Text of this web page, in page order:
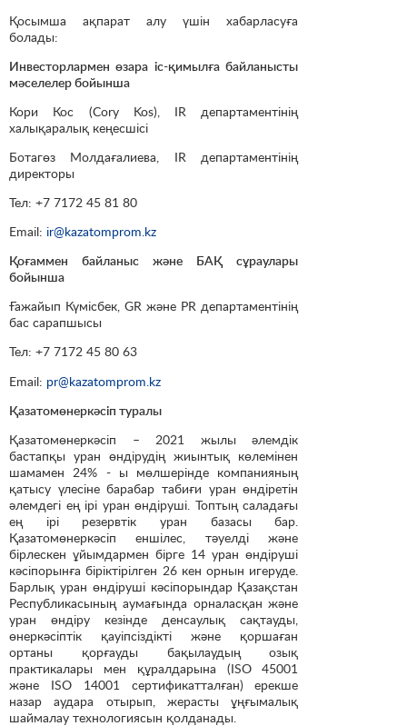
Қосымша ақпарат алу үшін хабарласуға
болады:
Инвесторлармен өзара іс-қимылға байланысты
мәселелер бойынша
Кори Кос (Cory Kos), IR департаментінің
халықаралық кеңесшісі
Ботагөз Молдағалиева, IR департаментінің
директоры
Тел: +7 7172 45 81 80
Email: ir@kazatomprom.kz
Қоғаммен байланыс және БАҚ сұраулары
бойынша
Ғажайып Күмісбек, GR және PR департаментінің
бас сарапшысы
Тел: +7 7172 45 80 63
Email: pr@kazatomprom.kz
Қазатомөнеркәсіп туралы
Қазатомөнеркәсіп – 2021 жылы әлемдік
бастапқы уран өндірудің жиынтық көлемінен
шамамен 24% - ы мөлшерінде компанияның
қатысу үлесіне барабар табиғи уран өндіретін
әлемдегі ең ірі уран өндіруші. Топтың саладағы
ең ірі резервтік уран базасы бар.
Қазатомөнеркәсіп еншілес, тәуелді және
бірлескен ұйымдармен бірге 14 уран өндіруші
кәсіпорынға біріктірілген 26 кен орнын игеруде.
Барлық уран өндіруші кәсіпорындар Қазақстан
Республикасының аумағында орналасқан және
уран өндіру кезінде денсаулық сақтауды,
өнеркәсіптік қауіпсіздікті және қоршаған
ортаны қорғауды бақылаудың озық
практикалары мен құралдарына (ISO 45001
және ISO 14001 сертификатталған) ерекше
назар аудара отырып, жерасты ұңғымалық
шаймалау технологиясын қолданады.